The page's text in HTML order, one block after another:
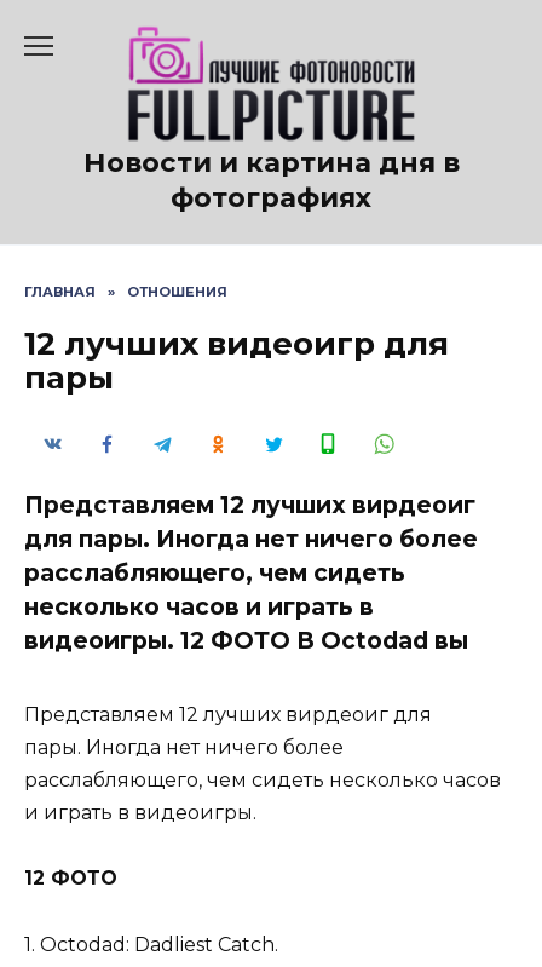
содержанию
Новости и картина дня в
фотографиях
ГЛАВНАЯ » ОТНОШЕНИЯ
12 лучших видеоигр для
пары
Представляем 12 лучших вирдеоиг
для пары. Иногда нет ничего более
расслабляющего, чем сидеть
несколько часов и играть в
видеоигры. 12 ФОТО В Octodad вы
Представляем 12 лучших вирдеоиг для
пары. Иногда нет ничего более
расслабляющего, чем сидеть несколько часов
и играть в видеоигры.
12 ФОТО
1. Octodad: Dadliest Catch.